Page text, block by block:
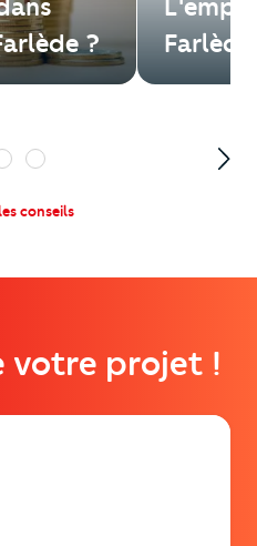
?
Farlède
3
conseils
votre projet !